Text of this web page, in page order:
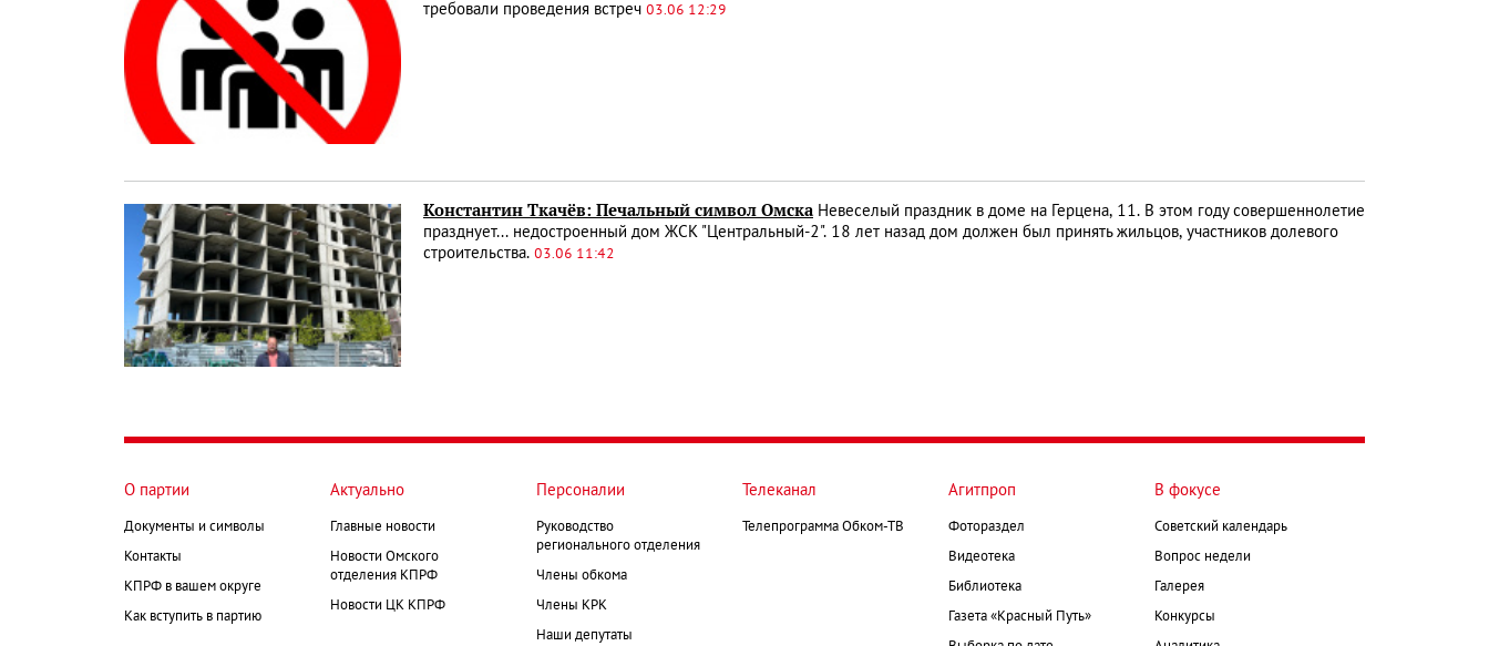
требовали проведения встреч 03.06 12:29
Константин Ткачёв: Печальный символ Омска Невеселый праздник в доме на Герцена, 11. В этом году совершеннолетие
празднует... недостроенный дом ЖСК "Центральный-2". 18 лет назад дом должен был принять жильцов, участников долевого
строительства. 03.06 11:42
О партии
Документы и символы
Контакты
КПРФ в вашем округе
Как вступить в партию
Актуально
Главные новости
Новости Омского
отделения КПРФ
Новости ЦК КПРФ
Персоналии
Руководство
регионального отделения
Члены обкома
Члены КРК
Наши депутаты
Телеканал
Телепрограмма Обком-ТВ
Агитпроп
Фотораздел
Видеотека
Библиотека
Газета «Красный Путь»
В фокусе
Советский календарь
Вопрос недели
Галерея
Конкурсы